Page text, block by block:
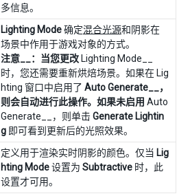
多信息。
Lighting Mode确定混合光源和阴影在
场景中作用于游戏对象的方式。
注意__：当您更改 Lighting Mode__
时，您还需要重新烘焙场景。如果在 Lig
hting 窗口中启用了 Auto Generate__，
则会自动进行此操作。如果未启用 Auto
Generate__，则单击Generate Lightin
g 即可看到更新后的光照效果。
定义用于渲染实时阴影的颜色。仅当 Lig
hting Mode设置为 Subtractive 时，此
设置才可用。